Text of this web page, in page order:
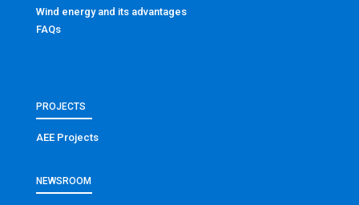
Wind energy and its advantages
FAQs
PROJECTS
AEE Projects
NEWSROOM